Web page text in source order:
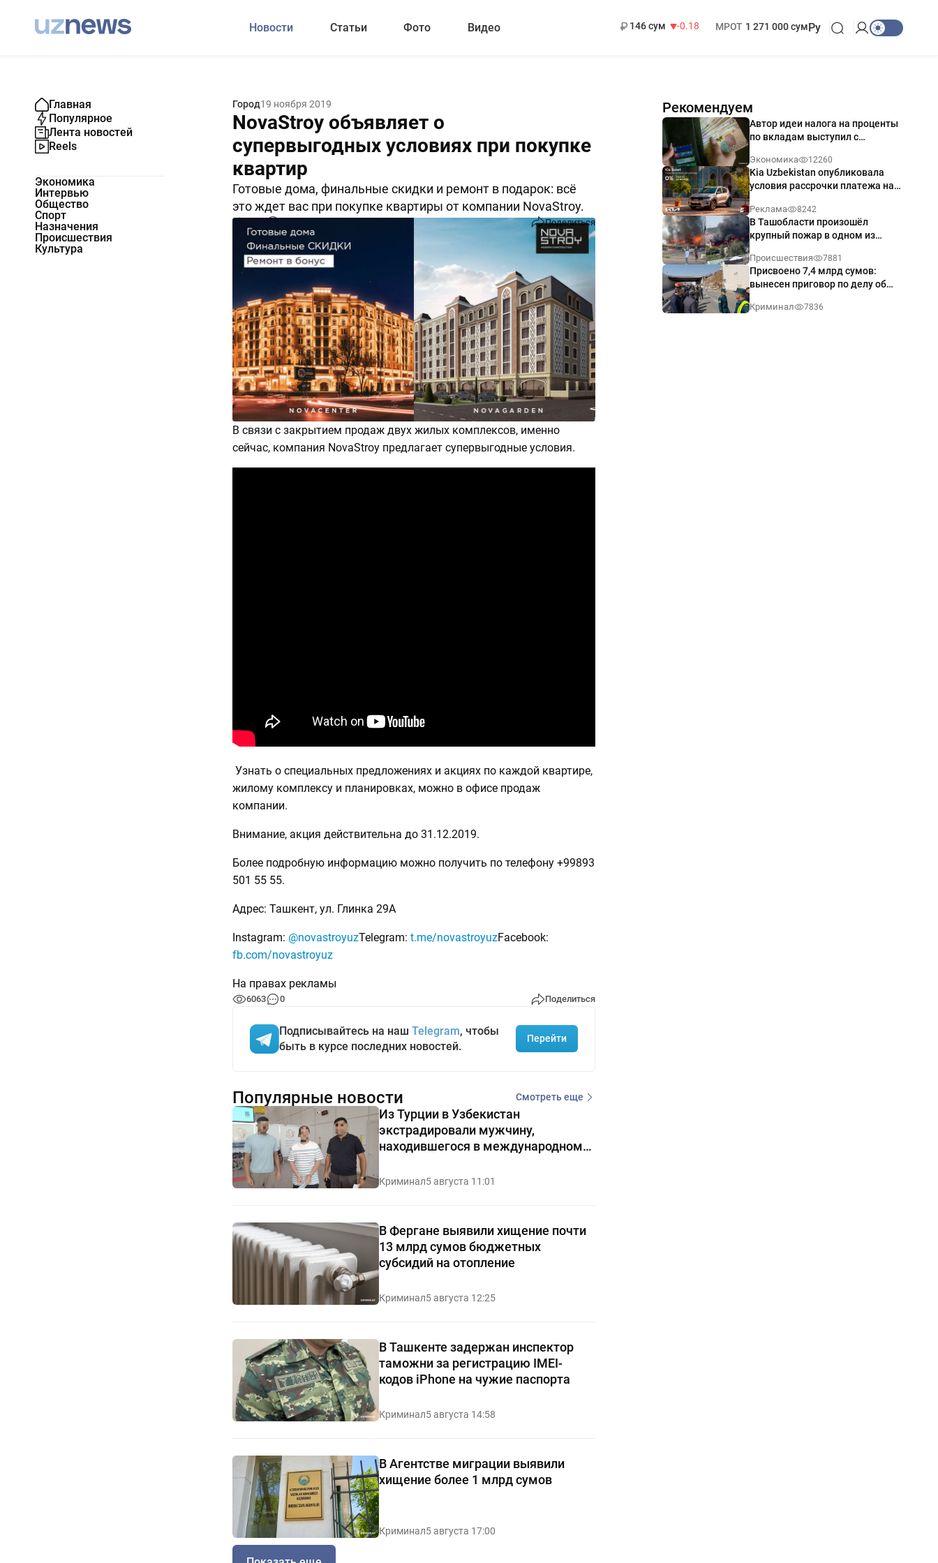
Новости Статьи Фото Видео
146 сум
-0.18
МРОТ 1 271 000 сумРу
Главная
Популярное
Лента новостей
Reels
Экономика
Интервью
Общество
Спорт
Назначения
Происшествия
Культура
Город19 ноября 2019
NovaStroy объявляет о
супервыгодных условиях при покупке
квартир
Готовые дома, финальные скидки и ремонт в подарок: всё
это ждет вас при покупке квартиры от компании NovaStroy.
Поделиться
В связи с закрытием продаж двух жилых комплексов, именно
сейчас, компания NovaStroy предлагает супервыгодные условия.
Узнать о специальных предложениях и акциях по каждой квартире,
жилому комплексу и планировках, можно в офисе продаж
компании.
Внимание, акция действительна до 31.12.2019.
Более подробную информацию можно получить по телефону +99893
501 55 55.
Адрес: Ташкент, ул. Глинка 29А
Instagram: @novastroyuzTelegram: t.me/novastroyuzFacebook:
fb.com/novastroyuz
На правах рекламы
6063 0 Поделиться
Подписывайтесь на наш Telegram, чтобы
быть в курсе последних новостей.
Перейти
Рекомендуем
Автор идеи налога на проценты
по вкладам выступил с
Экономика 12260
Kia Uzbekistan опубликовала
условия рассрочки платежа на
годовых
Реклама 8242
В Ташобласти произошёл
крупный пожар в одном из
Происшествия 7881
Присвоено 7,4 млрд сумов:
вынесен приговор по делу об
Ташкенте
Криминал 7836
Популярные новости Смотреть еще
Из Турции в Узбекистан
экстрадировали мужчину,
находившегося в международном
Криминал5 августа 11:01
В Фергане выявили хищение почти
13 млрд сумов бюджетных
субсидий на отопление
Криминал5 августа 12:25
В Ташкенте задержан инспектор
таможни за регистрацию IMEI-
кодов iPhone на чужие паспорта
Криминал5 августа 14:58
В Агентстве миграции выявили
хищение более 1 млрд сумов
Криминал5 августа 17:00